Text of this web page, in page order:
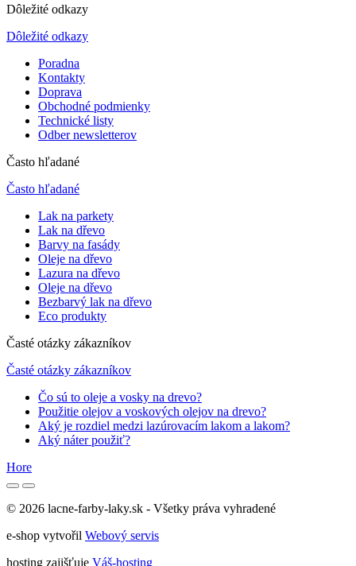
Dôležité odkazy
Dôležité odkazy
Poradna
Kontakty
Doprava
Obchodné podmienky
Technické listy
Odber newsletterov
Často hľadané
Často hľadané
Lak na parkety
Lak na dřevo
Barvy na fasády
Oleje na dřevo
Lazura na dřevo
Oleje na dřevo
Bezbarvý lak na dřevo
Eco produkty
Časté otázky zákazníkov
Časté otázky zákazníkov
Čo sú to oleje a vosky na drevo?
Použitie olejov a voskových olejov na drevo?
Aký je rozdiel medzi lazúrovacím lakom a lakom?
Aký náter použiť?
Hore
© 2026 lacne-farby-laky.sk - Všetky práva vyhradené
e-shop vytvořil Webový servis
hosting zajišťuje Váš-hosting